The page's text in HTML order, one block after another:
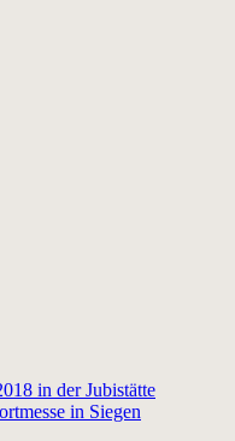
in der Jubistätte
in Siegen